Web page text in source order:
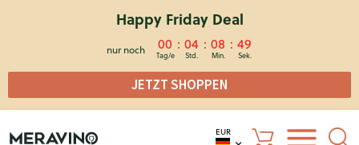
Happy Friday Deal
nur noch 00 04 08 49
JETZT SHOPPEN
EUR